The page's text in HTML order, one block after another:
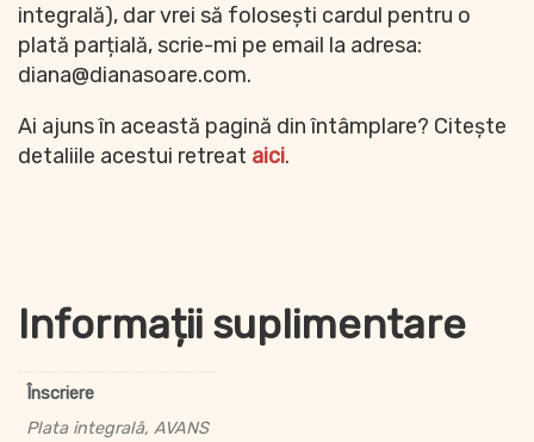
integrală), dar vrei să folosești cardul pentru o
plată parțială, scrie-mi pe email la adresa:
diana@dianasoare.com.
Ai ajuns în această pagină din întâmplare? Citește
detaliile acestui retreat aici.
Informații suplimentare
Înscriere
Plata integrală, AVANS